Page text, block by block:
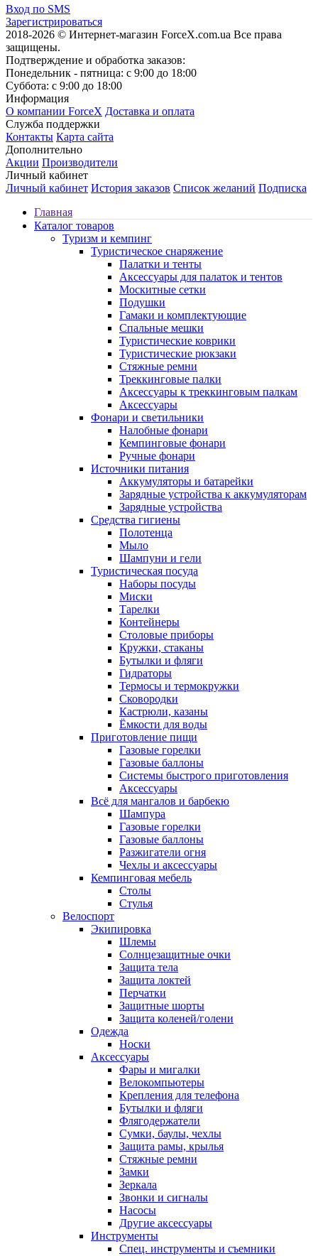
Вход по SMS
Зарегистрироваться
2018-2026 © Интернет-магазин ForceX.com.ua Все права
защищены.
Подтверждение и обработка заказов:
Понедельник - пятница: с 9:00 до 18:00
Суббота: с 9:00 до 18:00
Информация
О компании ForceX Доставка и оплата
Служба поддержки
Контакты Карта сайта
Дополнительно
Акции Производители
Личный кабинет
Личный кабинет История заказов Список желаний Подписка
Главная
Каталог товаров
Туризм и кемпинг
Туристическое снаряжение
Палатки и тенты
Аксессуары для палаток и тентов
Москитные сетки
Подушки
Гамаки и комплектующие
Спальные мешки
Туристические коврики
Туристические рюкзаки
Стяжные ремни
Треккинговые палки
Аксессуары к треккинговым палкам
Аксессуары
Фонари и светильники
Налобные фонари
Кемпинговые фонари
Ручные фонари
Источники питания
Аккумуляторы и батарейки
Зарядные устройства к аккумуляторам
Зарядные устройства
Средства гигиены
Полотенца
Мыло
Шампуни и гели
Туристическая посуда
Наборы посуды
Миски
Тарелки
Контейнеры
Столовые приборы
Кружки, стаканы
Бутылки и фляги
Гидраторы
Термосы и термокружки
Сковородки
Кастрюли, казаны
Ёмкости для воды
Приготовление пищи
Газовые горелки
Газовые баллоны
Системы быстрого приготовления
Аксессуары
Всё для мангалов и барбекю
Шампура
Газовые горелки
Газовые баллоны
Разжигатели огня
Чехлы и аксессуары
Кемпинговая мебель
Столы
Стулья
Велоспорт
Экипировка
Шлемы
Солнцезащитные очки
Защита тела
Защита локтей
Перчатки
Защитные шорты
Защита коленей/голени
Одежда
Носки
Аксессуары
Фары и мигалки
Велокомпьютеры
Крепления для телефона
Бутылки и фляги
Флягодержатели
Сумки, баулы, чехлы
Защита рамы, крылья
Стяжные ремни
Замки
Зеркала
Звонки и сигналы
Насосы
Другие аксессуары
Инструменты
Спец. инструменты и съемники